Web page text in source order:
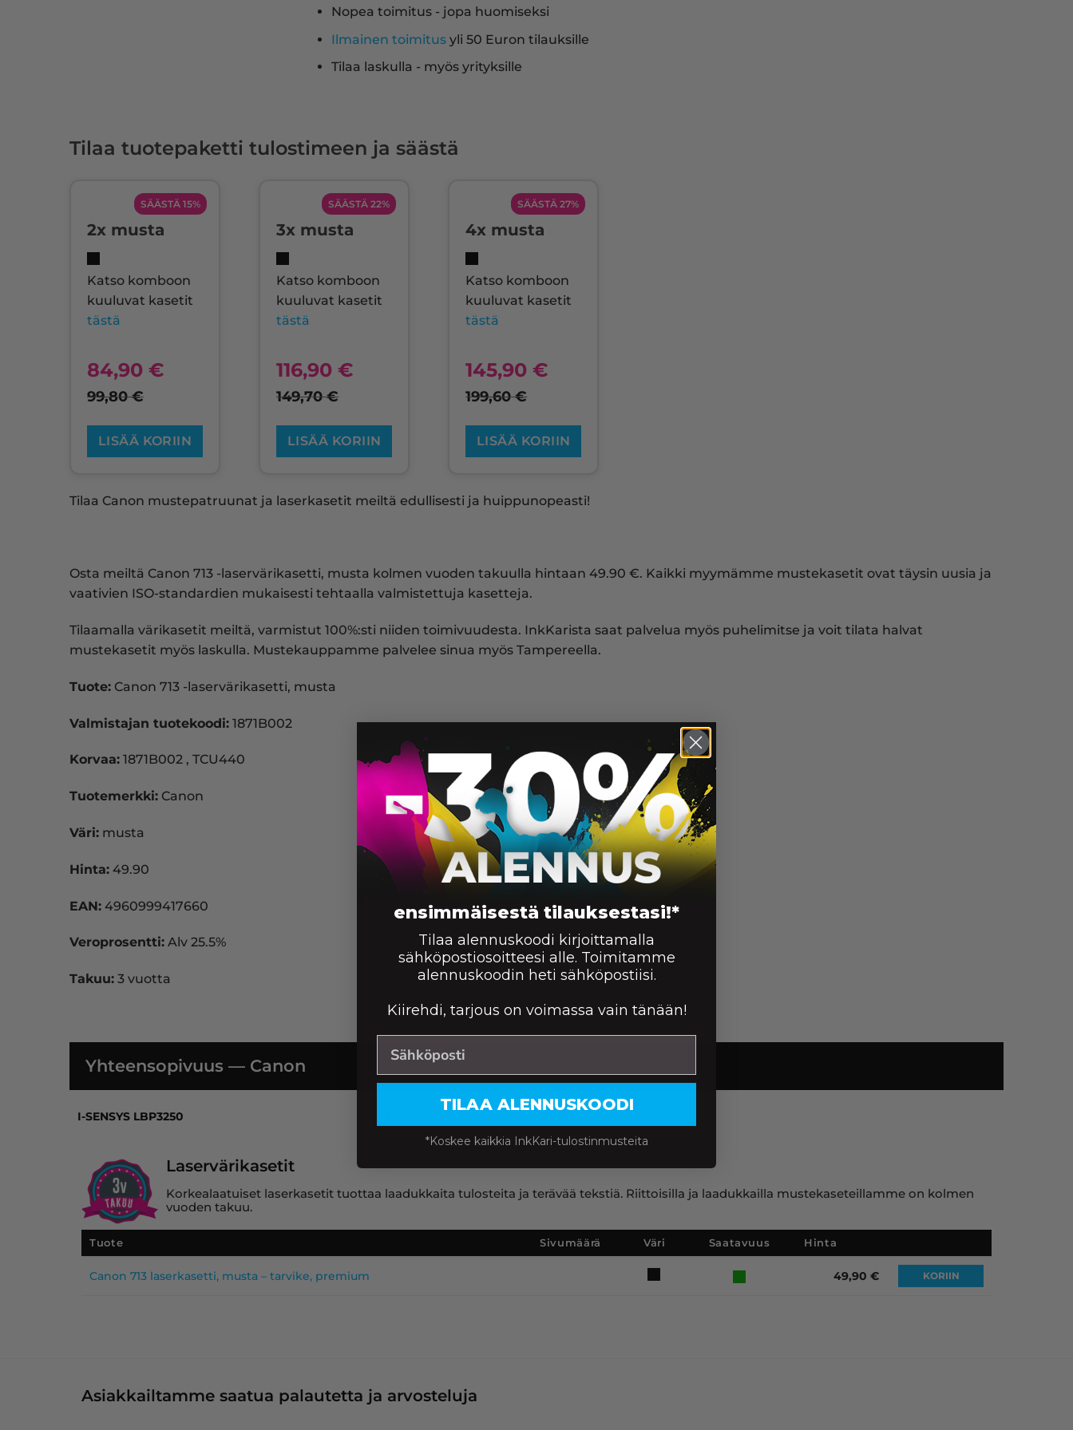
Nopea toimitus - jopa huomiseksi
Ilmainen toimitus yli 50 Euron tilauksille
Tilaa laskulla - myös yrityksille
Tilaa tuotepaketti tulostimeen ja säästä
SÄÄSTÄ 15%
2x musta
Katso komboon
kuuluvat kasetit
tästä
84,90 €
99,80€
LISÄÄ KORIIN
SÄÄSTÄ 22%
3x musta
Katso komboon
kuuluvat kasetit
tästä
116,90€
149,70€
LISÄÄ KORIIN
SÄÄSTÄ 27%
4x musta
Katso komboon
kuuluvat kasetit
tästä
145,90€
199,60€
LISÄÄ KORIIN
Tilaa Canon mustepatruunat ja laserkasetit meiltä edullisesti ja huippunopeasti!
Osta meiltä Canon 713 -laservärikasetti, musta kolmen vuoden takuulla hintaan 49.90 €. Kaikki myymämme mustekasetit ovat täysin uusia ja
vaativien ISO-standardien mukaisesti tehtaalla valmistettuja kasetteja.
Tilaamalla värikasetit meiltä, varmistut 100%:sti niiden toimivuudesta. InkKarista saat palvelua myös puhelimitse ja voit tilata halvat
mustekasetit myös laskulla. Mustekauppamme palvelee sinua myös Tampereella.
Tuote: Canon 713 -laservärikasetti, musta
Valmistajan tuotekoodi: 1871B002
Korvaa: 1871B002 , TCU440
Tuotemerkki: Canon
Väri: musta
Hinta: 49.90
EAN: 4960999417660
Veroprosentti: Alv 25.5%
Takuu: 3 vuotta
Yhteensopivuus — Canon
I-SENSYS LBP3250
Laservärikasetit
Korkealaatuiset laserkasetit tuottaa laadukkaita tulosteita ja terävää tekstiä. Riittoisilla ja laadukkailla mustekaseteillamme on kolmen
vuoden takuu.
Tuote Sivumäärä Väri Saatavuus Hinta
Canon 713 laserkasetti, musta – tarvike, premium 49,90€ KORIIN
Asiakkailtamme saatua palautetta ja arvosteluja
ensimmäisestä tilauksestasi!*
Tilaa alennuskoodi kirjoittamalla
sähköpostiosoitteesi alle. Toimitamme
alennuskoodin heti sähköpostiisi.
Kiirehdi, tarjous on voimassa vain tänään!
TILAA ALENNUSKOODI
*Koskee kaikkia InkKari-tulostinmusteita